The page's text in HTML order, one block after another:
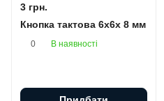
3 грн.
Кнопка тактова 6x6x 8 мм
0 В наявності